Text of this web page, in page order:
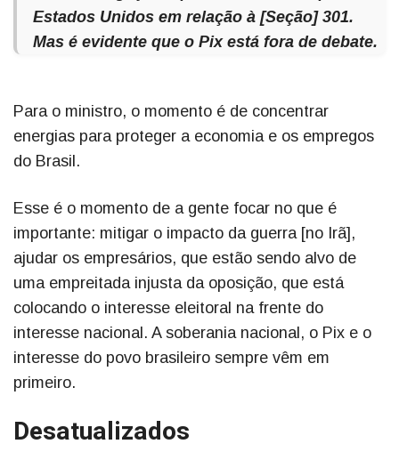
Estados Unidos em relação à [Seção] 301.
Mas é evidente que o Pix está fora de debate.
Para o ministro, o momento é de concentrar
energias para proteger a economia e os empregos
do Brasil.
Esse é o momento de a gente focar no que é
importante: mitigar o impacto da guerra [no Irã],
ajudar os empresários, que estão sendo alvo de
uma empreitada injusta da oposição, que está
colocando o interesse eleitoral na frente do
interesse nacional. A soberania nacional, o Pix e o
interesse do povo brasileiro sempre vêm em
primeiro.
Desatualizados